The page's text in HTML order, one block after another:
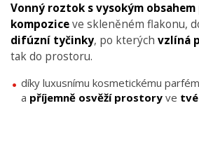
Vonný roztok s vysokým
kompoziceve skleněném flakonu,
difúzní tyčinky, po kterých vzlíná
tak do prostoru.
díky luxusnímu kosmetickému
a příjemně osvěží prostory ve